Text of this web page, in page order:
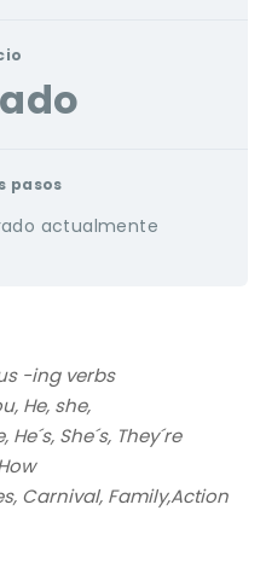
pasos
actualmente
-ing verbs
He, she,
He´s, She´s, They´re
Carnival, Family,Action